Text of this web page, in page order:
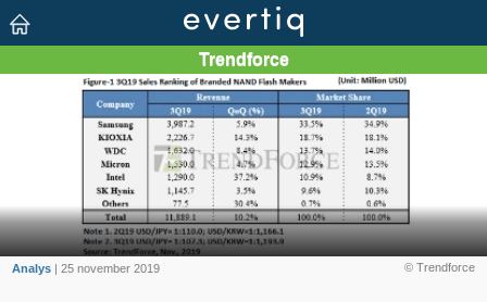
© Trendforce
Analys | 25 november 2019